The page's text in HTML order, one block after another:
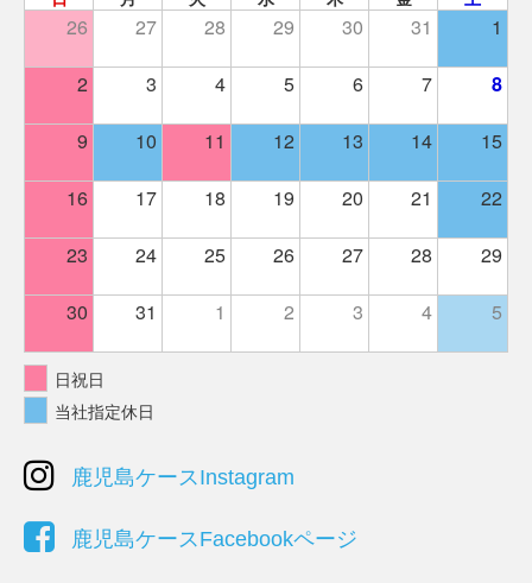
26 27 28 29 30 31 1
2 3 4 5 6 7 8
9 10 11 12 13 14 15
16 17 18 19 20 21 22
23 24 25 26 27 28 29
30 31 1 2 3 4 5
日祝日
当社指定休日
鹿児島ケースInstagram
鹿児島ケースFacebookページ